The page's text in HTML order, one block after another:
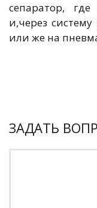
сепаратор,
и,через
или же на
ЗАДАТЬ